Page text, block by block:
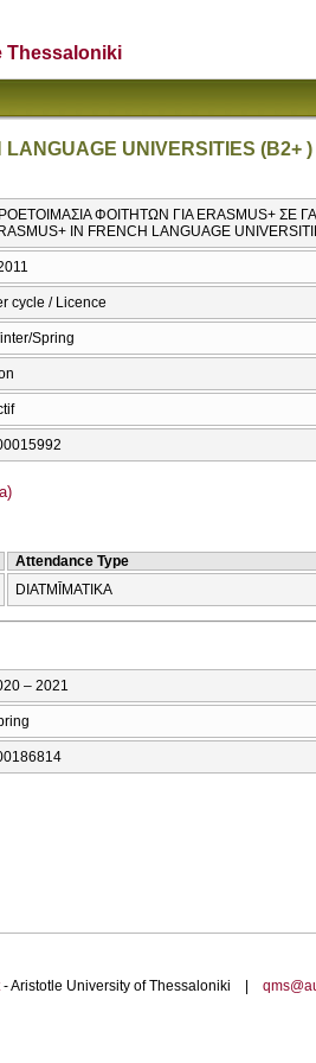
Thessaloniki
UNIVERSITIES (B2+ )
ΦΟΙΤΗΤΩΝ ΓΙΑ ERASMUS+ ΣΕ
IN FRENCH LANGUAGE
cycle / Licence
Spring
Attendance Type
DIATMĪMATIKA
– 2021
- Aristotle University of Thessaloniki |